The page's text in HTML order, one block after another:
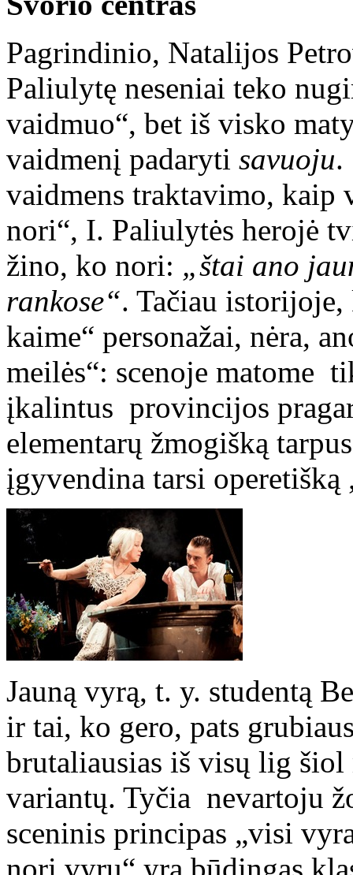
Pagrindinio, Natalijos
Paliulytę neseniai teko
vaidmuo“, bet iš visko
vaidmenį padaryti savuoju.
vaidmens traktavimo, kaip
nori“, I. Paliulytės herojė
žino, ko nori: „štai ano
rankose“. Tačiau
kaime“ personažai, nėra,
meilės“: scenoje matome
įkalintus provincijos
elementarų žmogišką
įgyvendina tarsi operetišką
Jauną vyrą, t. y. studentą
ir tai, ko gero, pats
brutaliausias iš visų lig
variantų. Tyčia nevartoju
sceninis principas „visi
nori vyrų“ yra būdingas